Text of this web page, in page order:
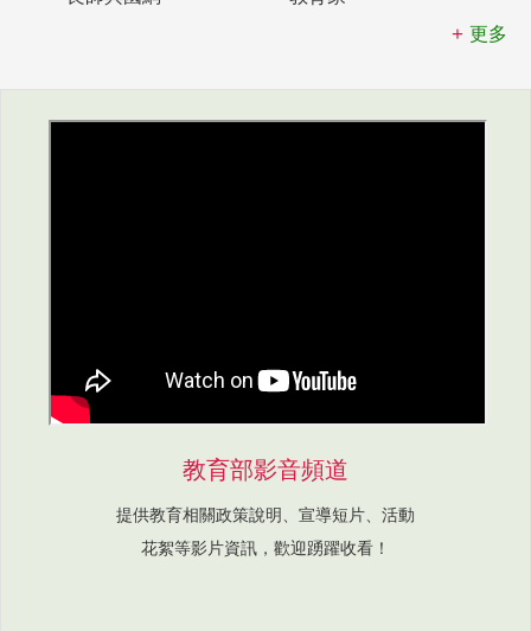
更多
教育部影音頻道
提供教育相關政策說明、宣導短片、活動
花絮等影片資訊，歡迎踴躍收看！